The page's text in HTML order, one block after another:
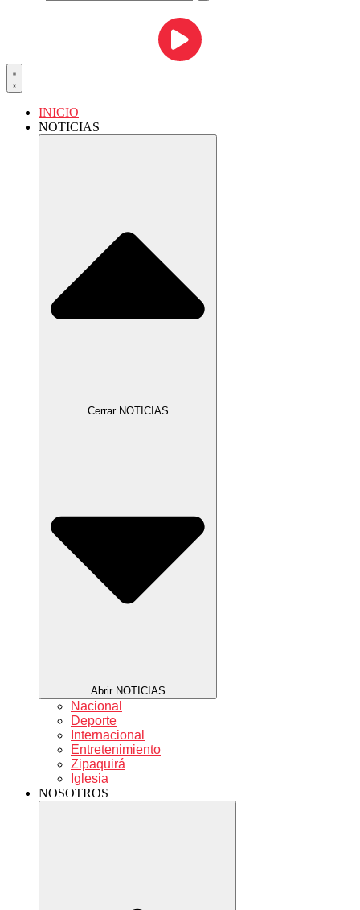
INICIO
NOTICIAS
Cerrar NOTICIAS
Abrir NOTICIAS
Nacional
Deporte
Internacional
Entretenimiento
Zipaquirá
Iglesia
NOSOTROS